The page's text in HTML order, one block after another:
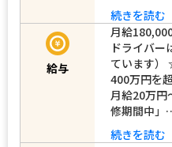
続きを読む
給与
月給
ドライバー
ています）
400万円を
月給20万
修期間中」
続きを読む